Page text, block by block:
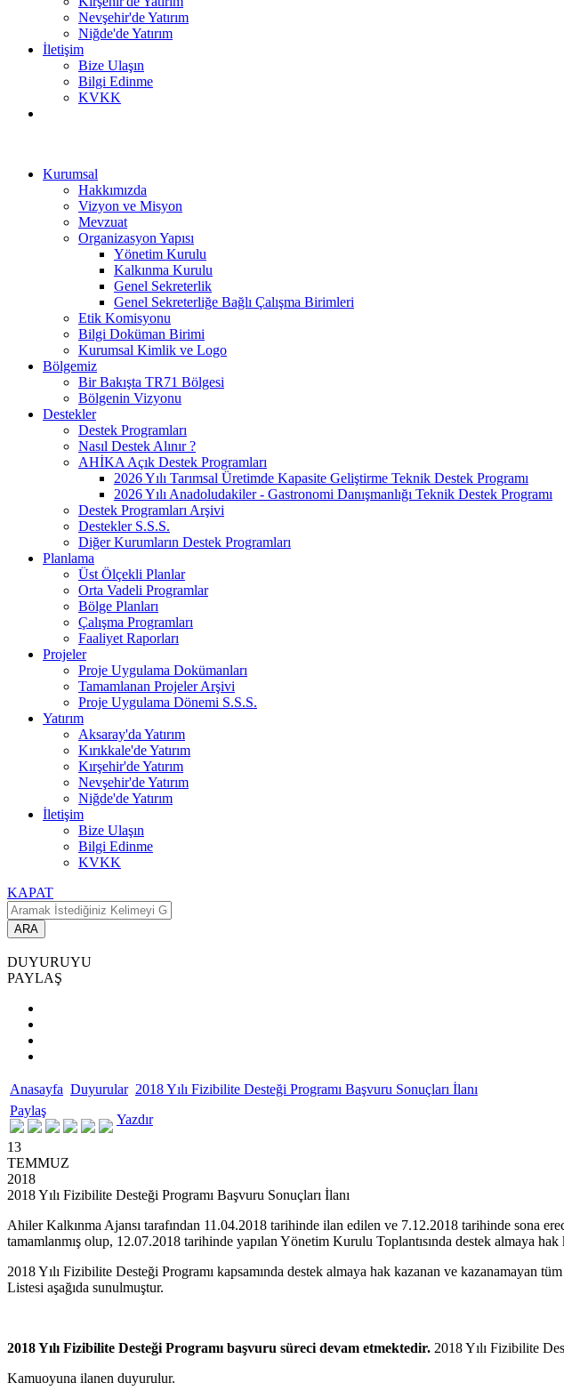
Nevşehir'de Yatırım
Niğde'de Yatırım
İletişim
Bize Ulaşın
Bilgi Edinme
KVKK
Kurumsal
Hakkımızda
Vizyon ve Misyon
Mevzuat
Organizasyon Yapısı
Yönetim Kurulu
Kalkınma Kurulu
Genel Sekreterlik
Genel Sekreterliğe Bağlı Çalışma Birimleri
Etik Komisyonu
Bilgi Doküman Birimi
Kurumsal Kimlik ve Logo
Bölgemiz
Bir Bakışta TR71 Bölgesi
Bölgenin Vizyonu
Destekler
Destek Programları
Nasıl Destek Alınır ?
AHİKA Açık Destek Programları
2026 Yılı Tarımsal Üretimde Kapasite Geliştirme Teknik Destek Programı
2026 Yılı Anadoludakiler - Gastronomi Danışmanlığı Teknik Destek Programı
Destek Programları Arşivi
Destekler S.S.S.
Diğer Kurumların Destek Programları
Planlama
Üst Ölçekli Planlar
Orta Vadeli Programlar
Bölge Planları
Çalışma Programları
Faaliyet Raporları
Projeler
Proje Uygulama Dokümanları
Tamamlanan Projeler Arşivi
Proje Uygulama Dönemi S.S.S.
Yatırım
Aksaray'da Yatırım
Kırıkkale'de Yatırım
Kırşehir'de Yatırım
Nevşehir'de Yatırım
Niğde'de Yatırım
İletişim
Bize Ulaşın
Bilgi Edinme
KVKK
KAPAT
ARA
DUYURUYU
PAYLAŞ
Anasayfa Duyurular 2018 Yılı Fizibilite Desteği Programı Başvuru Sonuçları İlanı
Paylaş
Yazdır
13
TEMMUZ
2018
2018 Yılı Fizibilite Desteği Programı Başvuru Sonuçları İlanı
Ahiler Kalkınma Ajansı tarafından 11.04.2018 tarihinde ilan edilen ve 7.12.2018 tarihinde sona
tamamlanmış olup, 12.07.2018 tarihinde yapılan Yönetim Kurulu Toplantısında destek almaya hak
2018 Yılı Fizibilite Desteği Programı kapsamında destek almaya hak kazanan ve kazanamayan
Listesi aşağıda sunulmuştur.
2018 Yılı Fizibilite Desteği Programı başvuru süreci devam etmektedir. 2018 Yılı Fizibilite
Kamuoyuna ilanen duyurulur.